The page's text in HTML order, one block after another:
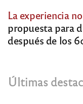
La experiencia
propuesta para
después de los
Últimas